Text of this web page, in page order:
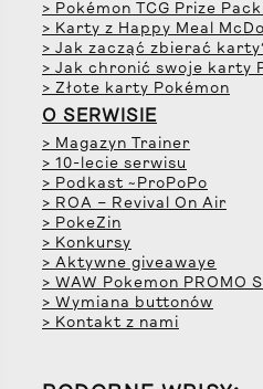
> Pokémon TCG Prize
> Karty z Happy Meal
> Jak zacząć zbierać
> Jak chronić swoje karty
> Złote karty Pokémon
O SERWISIE
> Magazyn Trainer
> 10-lecie serwisu
> Podkast ~ProPoPo
> ROA – Revival On Air
> PokeZin
> Konkursy
> Aktywne giveawaye
> WAW Pokemon PROMO
> Wymiana buttonów
> Kontakt z nami